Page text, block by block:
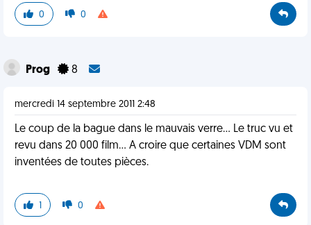
0 0
Prog 8
mercredi 14 septembre 2011 2:48
Le coup de la bague dans le mauvais verre... Le truc vu et
revu dans 20 000 film... A croire que certaines VDM sont
inventées de toutes pièces.
1 0